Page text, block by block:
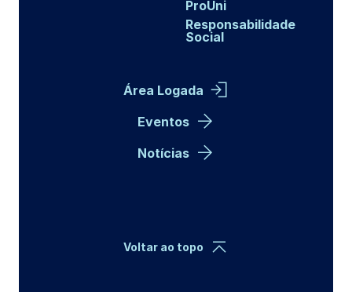
ProUni
Responsabilidade
Social
Área Logada
Eventos
Notícias
Voltar ao topo